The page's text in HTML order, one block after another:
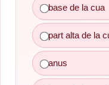
base de la cua
part alta de la
anus